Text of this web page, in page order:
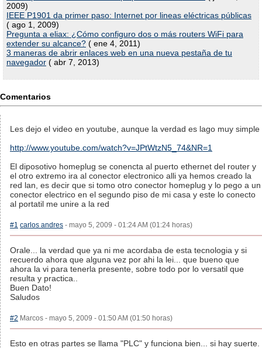
2009)
IEEE P1901 da primer paso: Internet por lineas eléctricas públicas
( ago 1, 2009)
Pregunta a eliax: ¿Cómo configuro dos o más routers WiFi para
extender su alcance? ( ene 4, 2011)
3 maneras de abrir enlaces web en una nueva pestaña de tu
navegador ( abr 7, 2013)
Comentarios
Les dejo el video en youtube, aunque la verdad es lago muy simple
http://www.youtube.com/watch?v=JPtWtzN5_74&NR=1
El diposotivo homeplug se conencta al puerto ethernet del router y
el otro extremo ira al conector electronico alli ya hemos creado la
red lan, es decir que si tomo otro conector homeplug y lo pego a un
conector electrico en el segundo piso de mi casa y este lo conecto
al portatil me unire a la red
#1 carlos andres - mayo 5, 2009 - 01:24 AM (01:24 horas)
Orale... la verdad que ya ni me acordaba de esta tecnologia y si
recuerdo ahora que alguna vez por ahi la lei... que bueno que
ahora la vi para tenerla presente, sobre todo por lo versatil que
resulta y practica..
Buen Dato!
Saludos
#2 Marcos - mayo 5, 2009 - 01:50 AM (01:50 horas)
Esto en otras partes se llama "PLC" y funciona bien... si hay suerte.